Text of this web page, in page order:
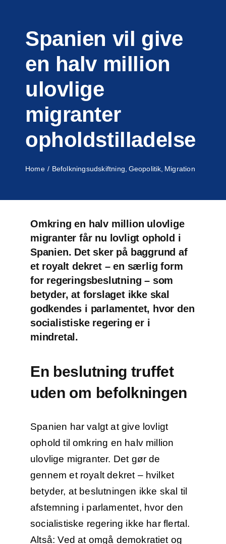
contentSpanien vil give
en halv million
ulovlige
migranter
opholdstilladelse
Home Befolkningsudskiftning Geopolitik Migration
Omkring en halv million ulovlige
migranter får nu lovligt ophold i
Spanien. Det sker på baggrund af
et royalt dekret – en særlig form
for regeringsbeslutning – som
betyder, at forslaget ikke skal
godkendes i parlamentet, hvor den
socialistiske regering er i
mindretal.
En beslutning truffet
uden om befolkningen
Spanien har valgt at give lovligt
ophold til omkring en halv million
ulovlige migranter. Det gør de
gennem et royalt dekret – hvilket
betyder, at beslutningen ikke skal til
afstemning i parlamentet, hvor den
socialistiske regering ikke har flertal.
Altså: Ved at omgå demokratiet og